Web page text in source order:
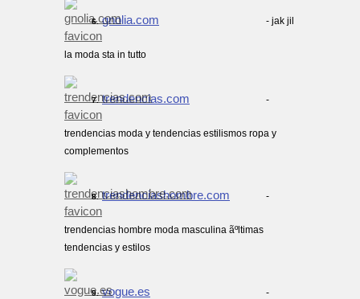
6. gnolia.com - jak jil
la moda sta in tutto
7. trendencias.com -
trendencias moda y tendencias estilismos ropa y
complementos
8. trendenciashombre.com -
trendencias hombre moda masculina ãºltimas
tendencias y estilos
9. vogue.es -